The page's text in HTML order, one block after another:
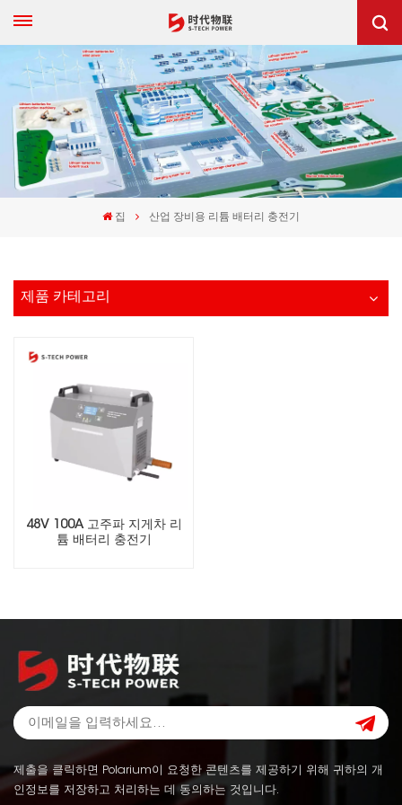
집 산업 장비용 리튬 배터리 충전기
제품 카테고리
48V 100A 고주파 지게차 리
튬 배터리 충전기
제출을 클릭하면 Polarium이 요청한 콘텐츠를 제공하기 위해 귀하의 개
인정보를 저장하고 처리하는 데 동의하는 것입니다.